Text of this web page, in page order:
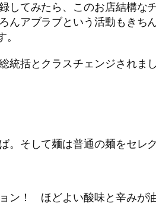
てみたら、このお店結構な
アブラブという活動もきち
括とクラスチェンジされま
そして麺は普通の麺をセレク
！ ほどよい酸味と辛みが